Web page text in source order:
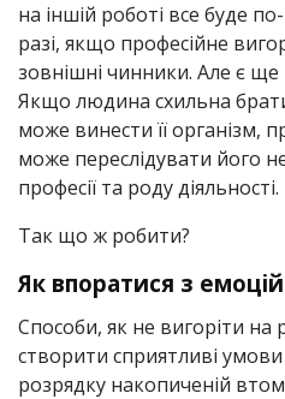
на іншій роботі все буде
разі, якщо професійне
зовнішні чинники. Але є ще
Якщо людина схильна
може винести її організм,
може переслідувати його
професії та роду діяльності.
Так що ж робити?
Як впоратися з
Способи, як не вигоріти на
створити сприятливі
розрядку накопиченій